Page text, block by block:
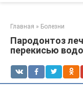
Главная » Болезни
Пародонтоз
перекисью